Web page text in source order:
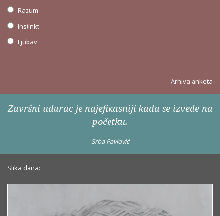
Razum
Instinkt
Ljubav
Arhiva anketa
Završni udarac je najefikasniji kada se izvede na
početku.
Srba Pavlović
Slika dana: